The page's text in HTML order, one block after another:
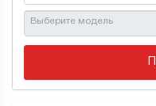
Выберите модель